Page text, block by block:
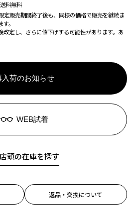
料無料
販売期間終了後も、同様の価格で販売を継続ま
。
改定し、さらに値下げする可能性があります。あ
入荷のお知らせ
WEB試着
店頭の在庫を探す
返品・交換について